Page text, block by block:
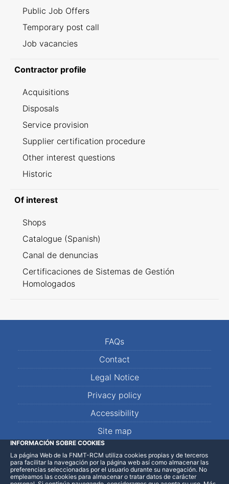
Public Job Offers
Temporary post call
Job vacancies
Contractor profile
Acquisitions
Disposals
Service provision
Supplier certification procedure
Other interest questions
Historic
Of interest
Shops
Catalogue (Spanish)
Canal de denuncias
Certificaciones de Sistemas de Gestión
Homologados
FAQs
Contact
Legal Notice
Privacy policy
Accessibility
Site map
LinkedInFacebookWhatsApp
INFORMACIÓN SOBRE COOKIES
La página Web de la FNMT-RCM utiliza cookies propias y de terceros
para facilitar la navegación por la página web así como almacenar las
preferencias seleccionadas por el usuario durante su navegación. No
empleamos las cookies para almacenar o tratar datos de carácter